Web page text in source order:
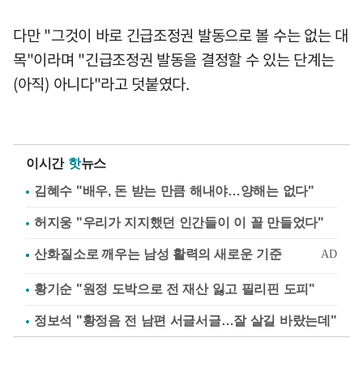
다만 "그것이 바로 긴급조정권 발동으로 볼 수는 없는 대
목"이라며 "긴급조정권 발동을 결정할 수 있는 단계는
(아직) 아니다"라고 덧붙였다.
이시간 핫뉴스
김혜수 "배우, 돈 받는 만큼 해내야…양해는 없다"
허지웅 "우리가 지지했던 인간들이 이 꼴 만들었다"
황기순 "원정 도박으로 전 재산 잃고 필리핀 도피"
정보석 "황정음 전 남편 서글서글…잘 살길 바랐는데"